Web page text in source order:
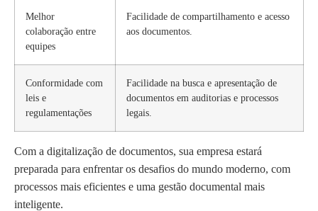
Melhor
colaboração entre
equipes
Facilidade de compartilhamento e acesso
aos documentos.
Conformidade com
leis e
regulamentações
Facilidade na busca e apresentação de
documentos em auditorias e processos
legais.
Com a digitalização de documentos, sua empresa estará
preparada para enfrentar os desafios do mundo moderno, com
processos mais eficientes e uma gestão documental mais
inteligente.